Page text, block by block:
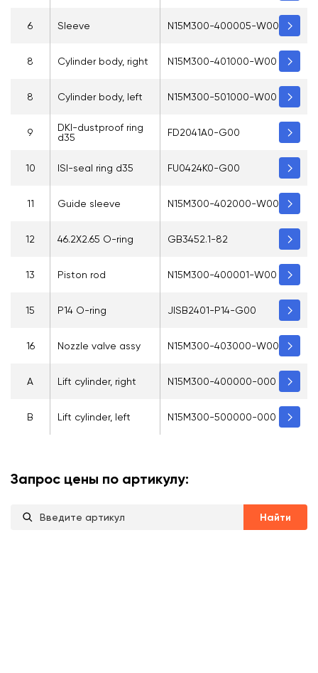
6 Sleeve N15M300-400005-W00
8 Cylinder body, right N15M300-401000-W00
8 Cylinder body, left N15M300-501000-W00
9
DKI-dustproof ring
d35
FD2041A0-G00
10 ISI-seal ring d35 FU0424K0-G00
11 Guide sleeve N15M300-402000-W00
12 46.2X2.65 O-ring GB3452.1-82
13 Piston rod N15M300-400001-W00
15 P14 O-ring JISB2401-P14-G00
16 Nozzle valve assy N15M300-403000-W00
A Lift cylinder, right N15M300-400000-000
B Lift cylinder, left N15M300-500000-000
Запрос цены по артикулу:
Найти